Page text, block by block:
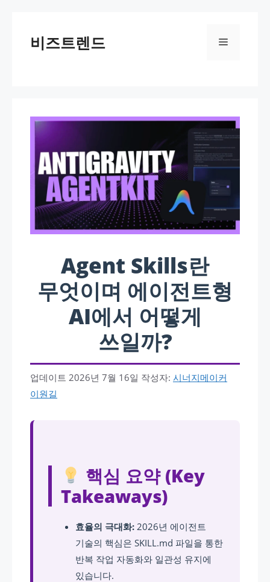
건너뛰기비즈트렌드 메뉴
Agent Skills란
무엇이며 에이전트형
AI에서 어떻게
쓰일까?
업데이트 2026년 7월 16일 작성자: 시너지메이커
이원길
핵심 요약 (Key
Takeaways)
효율의 극대화: 2026년 에이전트
기술의 핵심은 SKILL.md 파일을 통한
반복 작업 자동화와 일관성 유지에
있습니다.